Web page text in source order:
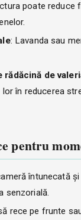
poate reduce
: Lavanda sau
rădăcină de
în reducerea
pentru
întunecată
senzorială.
rece pe frunte